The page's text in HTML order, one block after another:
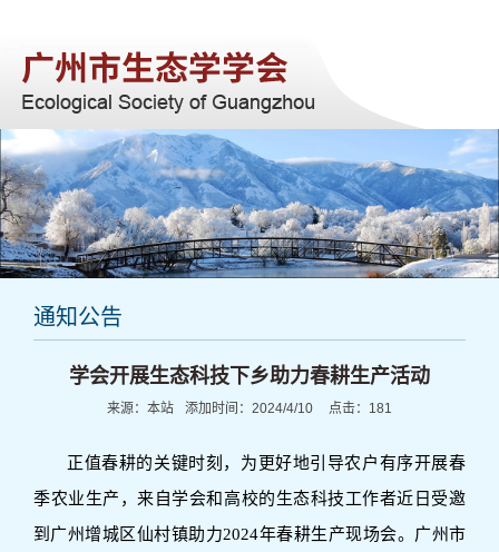
网站首页
学会动态
学科进展
会员服务
联系我们
通知公告
学会开展生态科技下乡助力春耕生产活动
来源： 本站 添加时间： 2024/4/10 点击： 181
正值春耕的关键时刻，为更好地引导农户有序开展春
季农业生产，来自学会和高校的生态科技工作者近日受邀
到广州增城区仙村镇助力2024年春耕生产现场会。广州市